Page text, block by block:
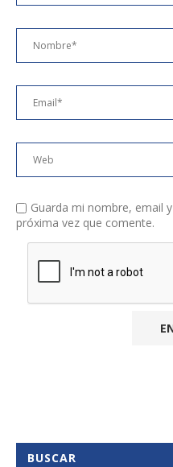
Guarda mi nombre, email
próxima vez que comente.
BUSCAR